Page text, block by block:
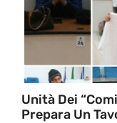
Unità Dei
Prepara Un